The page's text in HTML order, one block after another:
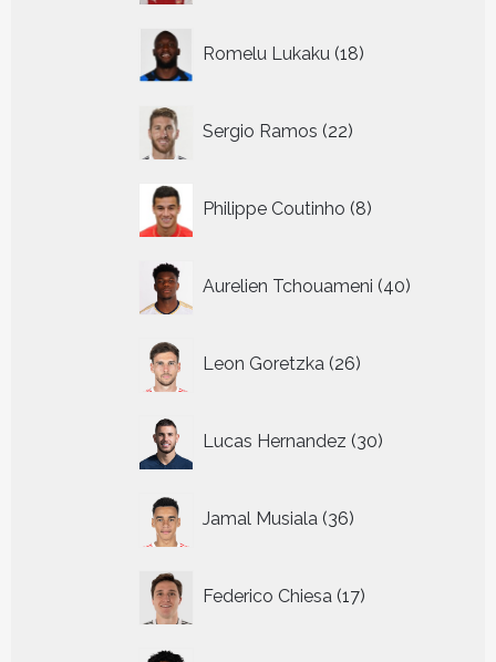
Romelu Lukaku 18
producten
Sergio Ramos 22
producten
Philippe Coutinho 8
producten
Aurelien Tchouameni 40
producten
Leon Goretzka 26
producten
Lucas Hernandez 30
producten
Jamal Musiala 36
producten
Federico Chiesa 17
producten